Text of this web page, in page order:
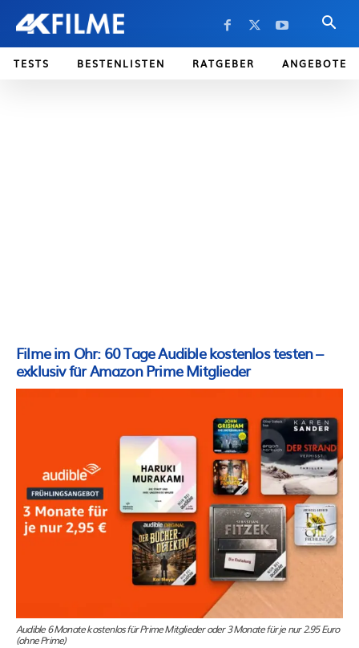
TESTS BESTENLISTEN RATGEBER ANGEBOTE
Filme im Ohr: 60 Tage Audible kostenlos testen –
exklusiv für Amazon Prime Mitglieder
Audible 6 Monate kostenlos für Prime Mitglieder oder 3 Monate für je nur 2.95 Euro
(ohne Prime)